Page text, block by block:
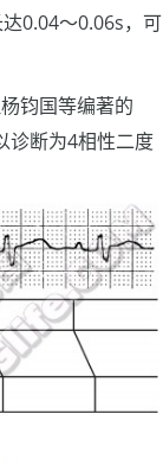
0.04～0.06s，可
钧国等编著的
诊断为4相性二度